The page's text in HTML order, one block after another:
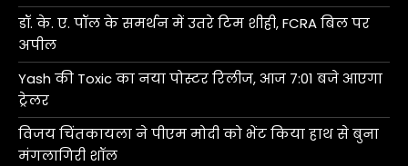
डॉ. के. ए. पॉल के समर्थन में उतरे टिम शीही, FCRA बिल पर
अपील
Yash की Toxic का नया पोस्टर रिलीज, आज 7:01 बजे आएगा
ट्रेलर
विजय चिंतकायला ने पीएम मोदी को भेंट किया हाथ से बुना
मंगलागिरी शॉल